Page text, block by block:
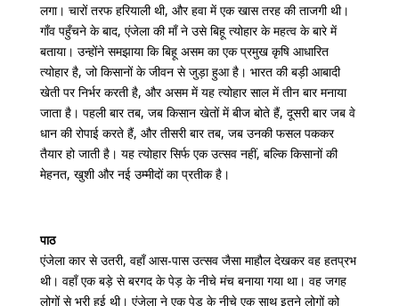
लगा। चारों तरफ हरियाली थी, और हवा में एक खास तरह की ताजगी थी।
गाँव पहुँचने के बाद, एंजेला की माँ ने उसे बिहू त्योहार के महत्व के बारे में
बताया। उन्होंने समझाया कि बिहू असम का एक प्रमुख कृषि आधारित
त्योहार है, जो किसानों के जीवन से जुड़ा हुआ है। भारत की बड़ी आबादी
खेती पर निर्भर करती है, और असम में यह त्योहार साल में तीन बार मनाया
जाता है। पहली बार तब, जब किसान खेतों में बीज बोते हैं, दूसरी बार जब वे
धान की रोपाई करते हैं, और तीसरी बार तब, जब उनकी फसल पककर
तैयार हो जाती है। यह त्योहार सिर्फ एक उत्सव नहीं, बल्कि किसानों की
मेहनत, खुशी और नई उम्मीदों का प्रतीक है।
पाठ
एंजेला कार से उतरी, वहाँ आस-पास उत्सव जैसा माहौल देखकर वह हतप्रभ
थी। वहाँ एक बड़े से बरगद के पेड़ के नीचे मंच बनाया गया था। वह जगह
लोगों से भरी हुई थी। एंजेला ने एक पेड़ के नीचे एक साथ इतने लोगों को